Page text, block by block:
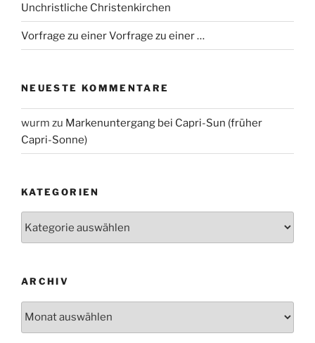
Unchristliche Christenkirchen
Vorfrage zu einer Vorfrage zu einer …
NEUESTE KOMMENTARE
wurm zu Markenuntergang bei Capri-Sun (früher
Capri-Sonne)
KATEGORIEN
ARCHIV